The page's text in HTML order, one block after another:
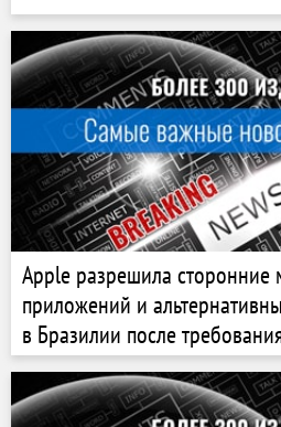
Apple разрешила сторонние
приложений и
в Бразилии после